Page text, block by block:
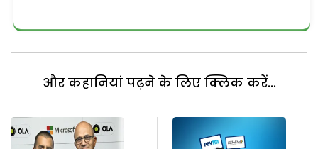
और कहानियां पढ़ने के लिए क्लिक करें...